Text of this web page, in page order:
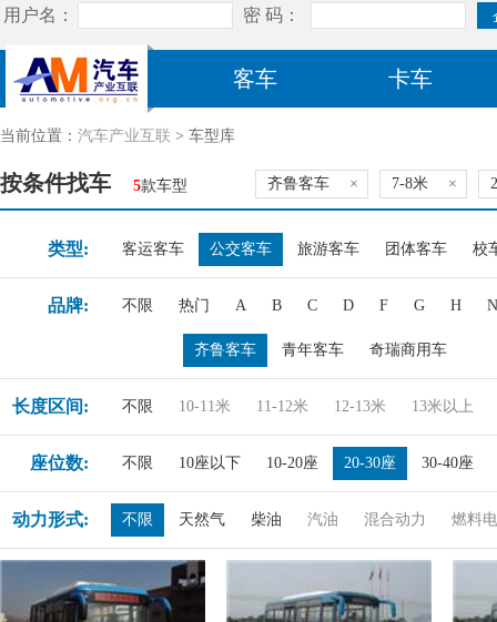
客车 卡车
当前位置： 汽车产业互联 > 车型库
按条件找车 5款车型 齐鲁客车 × 7-8米 ×
类型: 客运客车 公交客车 旅游客车 团体客车 校
品牌: 不限 热门 A B C D F G H N
齐鲁客车 青年客车 奇瑞商用车
长度区间: 不限 10-11米 11-12米 12-13米 13米以上
座位数: 不限 10座以下 10-20座 20-30座 30-40座
动力形式: 不限 天然气 柴油 汽油 混合动力 燃料